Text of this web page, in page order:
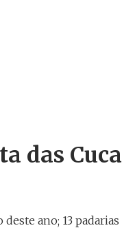
das
ano; 13